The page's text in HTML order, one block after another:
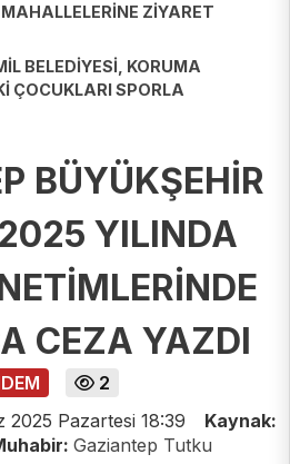
ZİYARET
BELEDİYESİ, KORUMA
ÇOCUKLARI SPORLA
BÜYÜKŞEHİR
YILINDA
CEZA YAZDI
2
2025 Pazartesi 18:39
Kaynak:
Gaziantep Tutku